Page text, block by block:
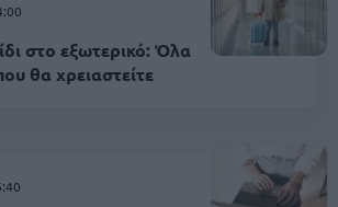
στο εξωτερικό: Όλα
θα χρειαστείτε